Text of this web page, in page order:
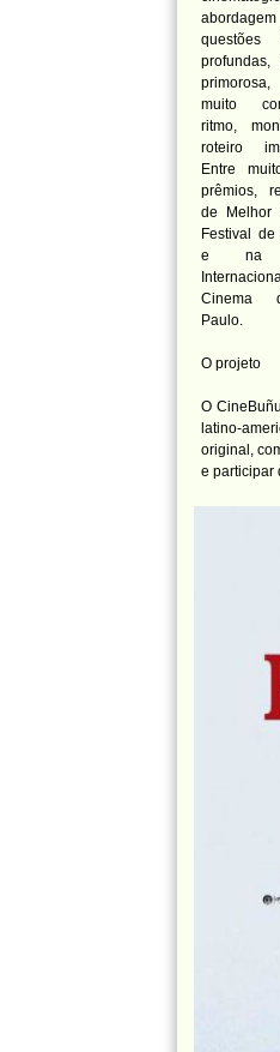
questões
profundas,
muito
ritmo,
roteiro
Entre
prêmios,
de Melhor
Festival de
e na
Cinema
Paulo.
O projeto
O
latino-
original,
e participar